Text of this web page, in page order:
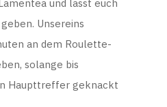
und lasst euch
Unsereins
an dem Roulette-
solange bis
Haupttreffer geknackt